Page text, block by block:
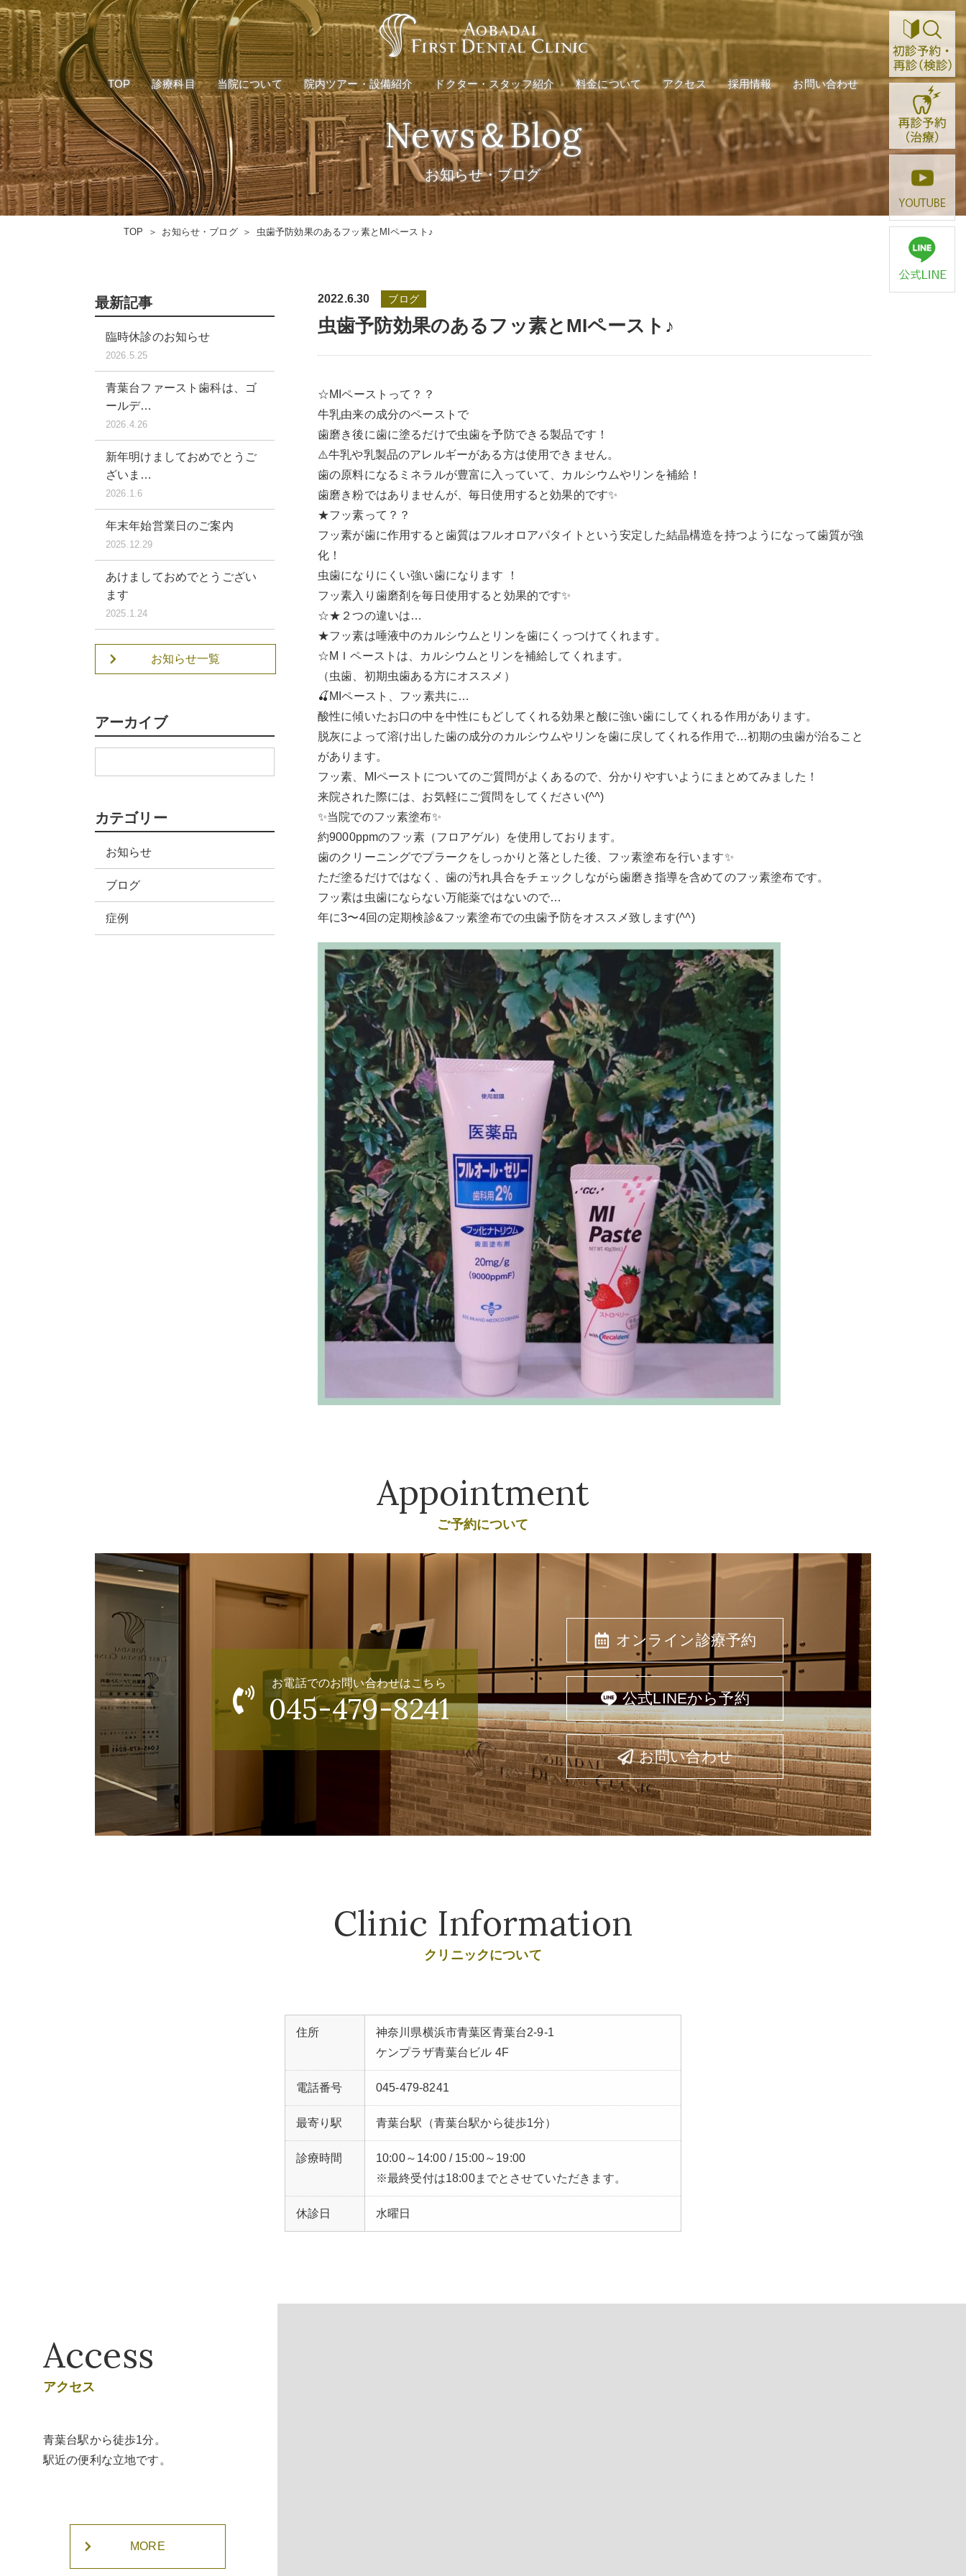
TOP 診療科目
インプラント
300本限定
リミテッドインプラント
マウスピース型矯正装置
(インビザライン)
後戻り・再矯正治療
1dayセラミック 矯正治療
審美治療 ホワイトニング
根管治療 歯周病治療
当院について
当院のご案内
企業理念
施設基準について
院内ツアー・設備紹介 ドクター・スタッフ紹介 料金について
医療費控除のご案内
アクセス 採用情報 お問い合わせ
インプラント
300本限定
リミテッドインプラント
マウスピース型矯正装置
(インビザライン)
後戻り・再矯正治療
1dayセラミック 矯正治療
審美治療 ホワイトニング
根管治療 歯周病治療
入れ歯
当院のご案内
企業理念
スタッフ募集
施設基準について
料金のご案内
医療費控除のご案内
News＆Blog
お知らせ・ブログ
TOP お知らせ・ブログ 虫歯予防効果のあるフッ素とMIペースト♪
最新記事
臨時休診のお知らせ
2026.5.25
青葉台ファースト歯科は、ゴ
ールデ…
2026.4.26
新年明けましておめでとうご
ざいま…
2026.1.6
年末年始営業日のご案内
2025.12.29
あけましておめでとうござい
ます
2025.1.24
お知らせ一覧
アーカイブ
カテゴリー
お知らせ
ブログ
症例
2022.6.30 ブログ
虫歯予防効果のあるフッ素とMIペースト♪
☆MIペーストって？？
牛乳由来の成分のペーストで
歯磨き後に歯に塗るだけで虫歯を予防できる製品です！
⚠️牛乳や乳製品のアレルギーがある方は使用できません。
歯の原料になるミネラルが豊富に入っていて、カルシウムやリンを補給！
歯磨き粉ではありませんが、毎日使用すると効果的です✨
★フッ素って？？
フッ素が歯に作用すると歯質はフルオロアパタイトという安定した結晶構造を持つようになって歯質が強
化！
虫歯になりにくい強い歯になります ！
フッ素入り歯磨剤を毎日使用すると効果的です✨
☆★２つの違いは…
★フッ素は唾液中のカルシウムとリンを歯にくっつけてくれます。
☆MＩペーストは、カルシウムとリンを補給してくれます。
（虫歯、初期虫歯ある方にオススメ）
🍒MIペースト、フッ素共に…
酸性に傾いたお口の中を中性にもどしてくれる効果と酸に強い歯にしてくれる作用があります。
脱灰によって溶け出した歯の成分のカルシウムやリンを歯に戻してくれる作用で…初期の虫歯が治ること
があります。
フッ素、MIペーストについてのご質問がよくあるので、分かりやすいようにまとめてみました！
来院された際には、お気軽にご質問をしてください(^^)
✨当院でのフッ素塗布✨
約9000ppmのフッ素（フロアゲル）を使用しております。
歯のクリーニングでプラークをしっかりと落とした後、フッ素塗布を行います✨
ただ塗るだけではなく、歯の汚れ具合をチェックしながら歯磨き指導を含めてのフッ素塗布です。
フッ素は虫歯にならない万能薬ではないので…
年に3〜4回の定期検診&フッ素塗布での虫歯予防をオススメ致します(^^)
Appointment
ご予約について
お電話でのお問い合わせはこちら
045-479-8241
オンライン診療予約
公式LINEから予約
お問い合わせ
Clinic Information
クリニックについて
住所
神奈川県横浜市青葉区青葉台2-9-1
ケンプラザ青葉台ビル 4F
電話番号 045-479-8241
最寄り駅 青葉台駅（青葉台駅から徒歩1分）
診療時間
10:00～14:00 / 15:00～19:00
※最終受付は18:00までとさせていただきます。
休診日 水曜日
Access
アクセス
青葉台駅から徒歩1分。
駅近の便利な立地です。
MORE